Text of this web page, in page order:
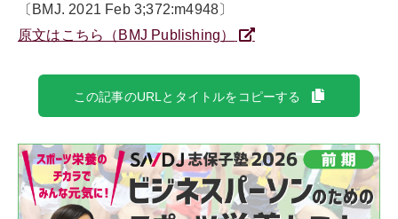
〔BMJ. 2021 Feb 3;372:m4948〕
原文はこちら（BMJ Publishing）
この記事のURLとタイトルをコピーする